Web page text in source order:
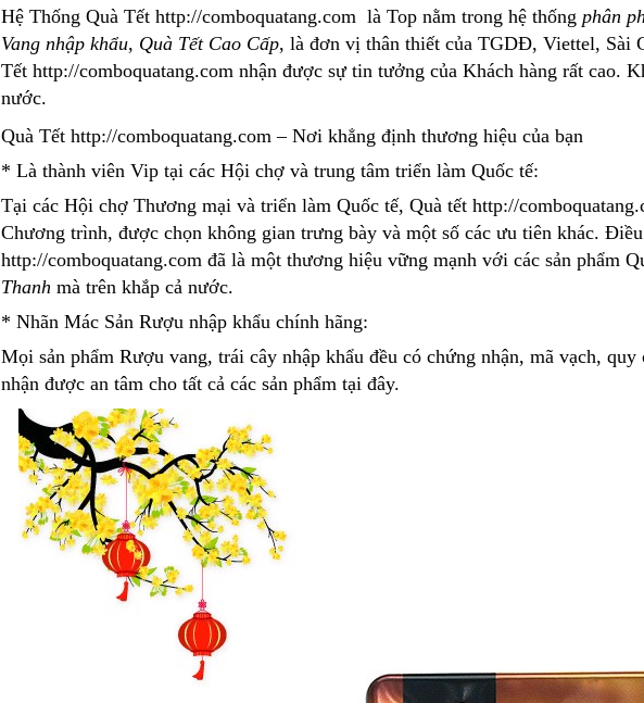
Hệ Thống Quà Tết http://comboquatang.com là Top nằm trong hệ thống phân
Vang nhập khẩu, Quà Tết Cao Cấp, là đơn vị thân thiết của TGDĐ, Viettel, Sài
Tết http://comboquatang.com nhận được sự tin tưởng của Khách hàng rất cao.
nước.
Quà Tết http://comboquatang.com – Nơi khẳng định thương hiệu của bạn
* Là thành viên Vip tại các Hội chợ và trung tâm triển làm Quốc tế:
Tại các Hội chợ Thương mại và triển làm Quốc tế, Quà tết http://
Chương trình, được chọn không gian trưng bày và một số các ưu tiên khác.
http://comboquatang.com đã là một thương hiệu vững mạnh với các sản phẩm
Thanh mà trên khắp cả nước.
* Nhãn Mác Sản Rượu nhập khẩu chính hãng:
Mọi sản phẩm Rượu vang, trái cây nhập khẩu đều có chứng nhận, mã vạch,
nhận được an tâm cho tất cả các sản phẩm tại đây.